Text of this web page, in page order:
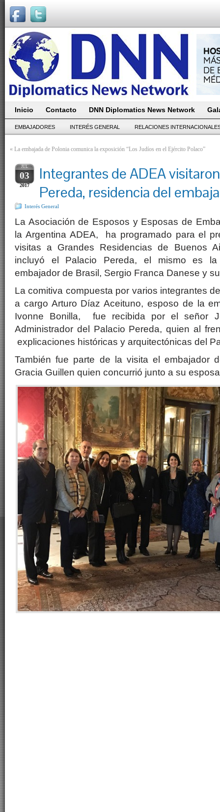
Inicio Contacto DNN Diplomatics News Network
EMBAJADORES INTERÉS GENERAL RELACIONES
« La embajada de Polonia comunica la exposición “Los Judíos en el Ejército Polaco”
JUL
03
2017
Integrantes de ADEA
Pereda, residencia del
Interés General
La Asociación de Esposos y Esposas de
la Argentina ADEA, ha programado para el
visitas a Grandes Residencias de Buenos
incluyó el Palacio Pereda, el mismo es la
embajador de Brasil, Sergio Franca Danese y
La comitiva compuesta por varios integrantes
a cargo Arturo Díaz Aceituno, esposo de la
Ivonne Bonilla, fue recibida por el señor
Administrador del Palacio Pereda, quien al
explicaciones históricas y arquitectónicas del
También fue parte de la visita el embajador
Gracia Guillen quien concurrió junto a su